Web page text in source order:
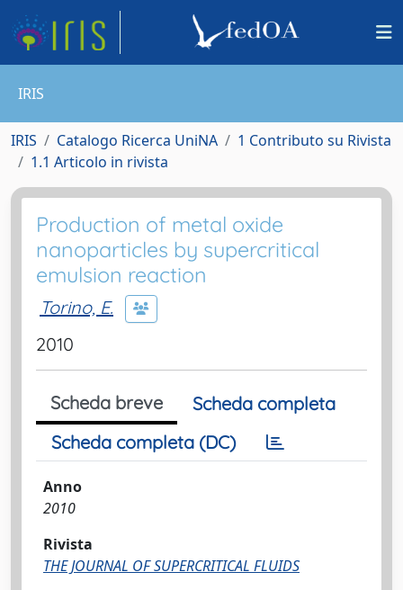
IRIS
IRIS Catalogo Ricerca UniNA
1 Contributo su Rivista
1.1 Articolo in rivista
Production of metal oxide
nanoparticles by supercritical
emulsion reaction
Torino, E.
2010
Scheda breve
Scheda completa
Scheda completa (DC)
Anno
2010
Rivista
THE JOURNAL OF SUPERCRITICAL FLUIDS